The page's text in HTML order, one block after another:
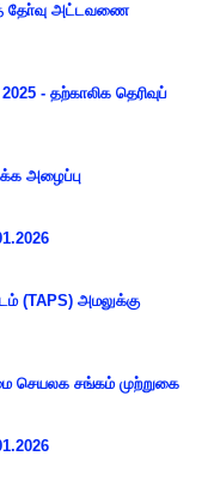
தோ்வு அட்டவணை
- தற்காலிக தெரிவுப்
அழைப்பு
(TAPS) அமலுக்கு
செயலக சங்கம் முற்றுகை